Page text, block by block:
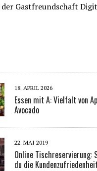
Gastfreundschaft
18. APRIL 2026
Essen mit A: Vielfalt von
Avocado
22. MAI 2019
Online Tischreservierung:
du die Kundenzufriedenheit